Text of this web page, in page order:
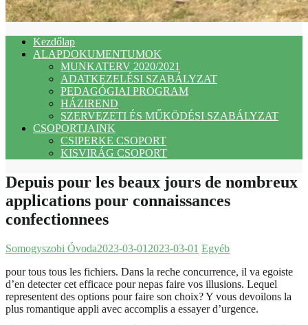
Kezdőlap
ALAPDOKUMENTUMOK
MUNKATERV 2020/2021
ADATKEZELÉSI SZABÁLYZAT
PEDAGÓGIAI PROGRAM
HÁZIREND
SZERVEZETI ÉS MŰKÖDÉSI SZABÁLYZAT
CSOPORTJAINK
CSIPERKE CSOPORT
KISVIRÁG CSOPORT
Depuis pour les beaux jours de nombreux
applications pour connaissances
confectionnees
Somogyszobi Óvoda2023-03-01 2023-03-01 Egyéb
pour tous tous les fichiers. Dans la reche concurrence, il va egoiste
d’en detecter cet efficace pour nepas faire vos illusions. Lequel
representent des options pour faire son choix? Y vous devoilons la
plus romantique appli avec accomplis a essayer d’urgence.